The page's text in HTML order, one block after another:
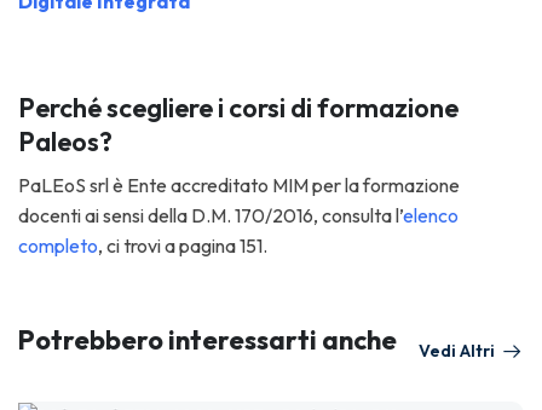
Perché scegliere i corsi di formazione
Paleos?
PaLEoS srl è Ente accreditato MIM per la formazione
docenti ai sensi della D.M. 170/2016, consulta l’elenco
completo, ci trovi a pagina 151.
Potrebbero interessarti anche Vedi Altri